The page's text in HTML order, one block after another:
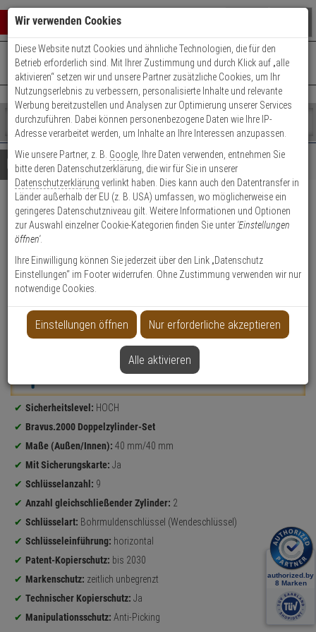
0 ARTIKEL IM WARENKORB
Ihr Warenkorb ist momentan leer.
Ergebnisse ()
Fertig
Shop
durchsuchen
Bitte
geben
Sie
mindestens
Zeichen
ein,
um
Suche
Es
wurde
noch
Kategorien
Suche
gestartet
+49 (0)821 899 493-0Mo. - Do.: 8:00 - 16:30 | Fr.: 8:00 - 14:00 Uhr
Kontaktservice nutzen
Details Beratung
2er Abus Bravus 2000
Doppelzylinder 40/40 9 Schl.
Produktmerkmale
Zylinder messen
Produktinformationen
Sicherheitslevel: HOCH
Bravus.2000 Doppelzylinder-Set
Maße (Außen/Innen): 40 mm/40 mm
Mit Sicherungskarte: Ja
Schlüsselanzahl: 9
Anzahl gleichschließender Zylinder: 2
Schlüsselart: Bohrmuldenschlüssel (Wendeschlüssel)
Schlüsseleinführung: horizontal
Patent-Kopierschutz: bis 2030
Markenschutz: zeitlich unbegrenzt
Technischer Kopierschutz: Ja
Manipulationsschutz: Anti-Picking
Wir verwenden Cookies
Diese Website nutzt Cookies und ähnliche Technologien, die für den
Betrieb erforderlich sind. Mit Ihrer Zustimmung und durch Klick auf „alle
aktivieren“ setzen wir und unsere Partner zusätzliche Cookies, um Ihr
Nutzungserlebnis zu verbessern, personalisierte Inhalte und relevante
Werbung bereitzustellen und Analysen zur Optimierung unserer Services
durchzuführen. Dabei können personenbezogene Daten wie Ihre IP-
Adresse verarbeitet werden, um Inhalte an Ihre Interessen anzupassen.
Wie unsere Partner, z. B. Google , Ihre Daten verwenden, entnehmen Sie
bitte deren Datenschutzerklärung, die wir für Sie in unserer
Datenschutzerklärung verlinkt haben. Dies kann auch den Datentransfer in
Länder außerhalb der EU (z. B. USA) umfassen, wo möglicherweise ein
geringeres Datenschutzniveau gilt. Weitere Informationen und Optionen
zur Auswahl einzelner Cookie-Kategorien finden Sie unter 'Einstellungen
öffnen'.
Ihre Einwilligung können Sie jederzeit über den Link „Datenschutz
Einstellungen“ im Footer widerrufen. Ohne Zustimmung verwenden wir nur
notwendige Cookies.
Einstellungen öffnen Nur erforderliche akzeptieren
Alle aktivieren